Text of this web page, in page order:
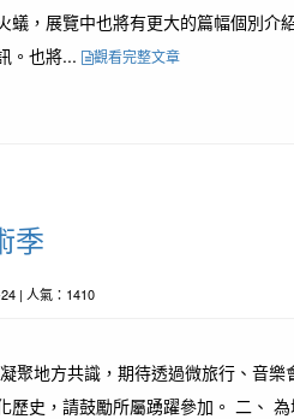
蟻，展覽中也將有更大的篇幅個別介
。也將...
觀看完整文章
季
| 人氣：1410
聚地方共識，期待透過微旅行、音
歷史，請鼓勵所屬踴躍參加。 二、